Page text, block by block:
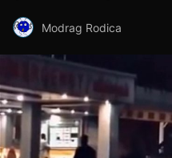
Modrag Rodica